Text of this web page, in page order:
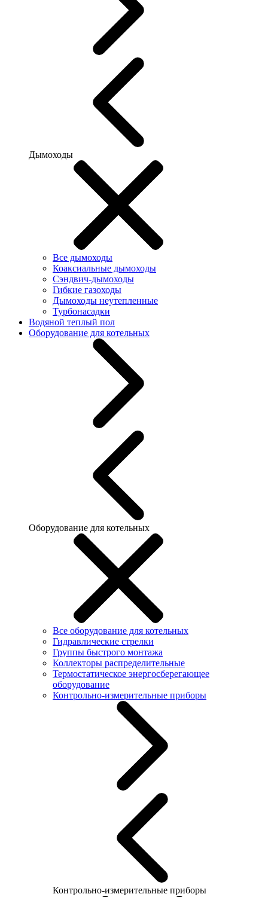
Дымоходы
Все дымоходы
Коаксиальные дымоходы
Сэндвич-дымоходы
Гибкие газоходы
Дымоходы неутепленные
Турбонасадки
Водяной теплый пол
Оборудование для котельных
Оборудование для котельных
Все оборудование для котельных
Гидравлические стрелки
Группы быстрого монтажа
Коллекторы распределительные
Термостатическое энергосберегающее
оборудование
Контрольно-измерительные приборы
Контрольно-измерительные приборы